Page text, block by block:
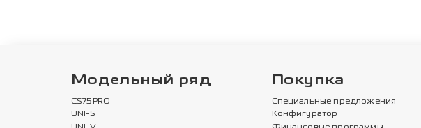
Модельный ряд
CS75PRO
UNI-S
Покупка
Специальные предложения
Конфигуратор